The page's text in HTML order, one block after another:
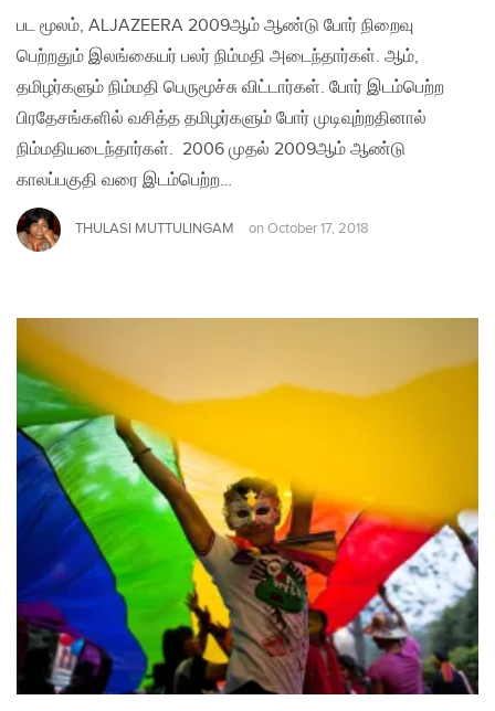
பட மூலம், ALJAZEERA 2009ஆம் ஆண்டு போர் நிறைவு
பெற்றதும் இலங்கையர் பலர் நிம்மதி அடைந்தார்கள். ஆம்,
தமிழர்களும் நிம்மதி பெருமூச்சு விட்டார்கள். போர் இடம்பெற்ற
பிரதேசங்களில் வசித்த தமிழர்களும் போர் முடிவுற்றதினால்
நிம்மதியடைந்தார்கள். 2006 முதல் 2009ஆம் ஆண்டு
காலப்பகுதி வரை இடம்பெற்ற…
THULASI MUTTULINGAM on October 17, 2018